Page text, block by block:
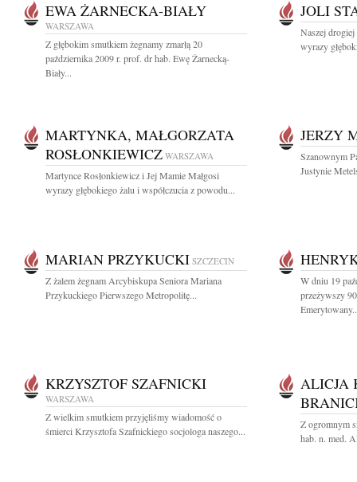
EWA ŻARNECKA-BIAŁY
WARSZAWA
Z głębokim smutkiem żegnamy zmarłą 20
października 2009 r. prof. dr hab. Ewę Żarnecką-
Biały...
JOLI
Naszej drogiej
wyrazy
MARTYNKA, MAŁGORZATA
ROSŁONKIEWICZ WARSZAWA
Martynce Rosłonkiewicz i Jej Mamie Małgosi
wyrazy głębokiego żalu i współczucia z powodu...
JERZY
Szanownym
Justynie
MARIAN PRZYKUCKI SZCZECIN
Z żalem żegnam Arcybiskupa Seniora Mariana
Przykuckiego Pierwszego Metropolitę...
W dniu 19
przeżywszy
KRZYSZTOF SZAFNICKI
WARSZAWA
Z wielkim smutkiem przyjęliśmy wiadomość o
śmierci Krzysztofa Szafnickiego socjologa naszego...
ALICJA
Z ogromnym
hab. n. med.